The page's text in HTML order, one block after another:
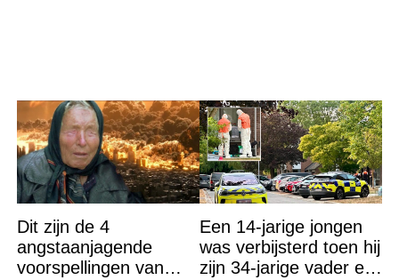
Dit zijn de 4
angstaanjagende
voorspellingen van
Een 14-jarige jongen
was verbijsterd toen hij
zijn 34-jarige vader en